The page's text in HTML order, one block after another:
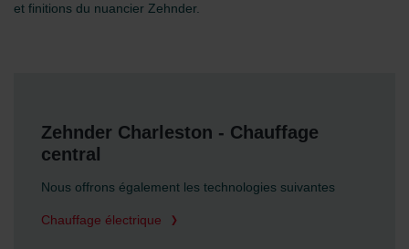
et finitions du nuancier Zehnder.
Zehnder Charleston - Chauffage
central
Nous offrons également les technologies suivantes
Chauffage électrique